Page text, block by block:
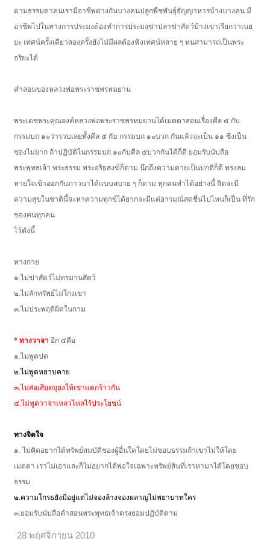
ตามธรรมดาคนเรามีอาชีพต่างกันบางคนปลูกพืชพันธุ์ธัญญาหารบ้างบางคน มี
อาชีพไปในทางการประมงต้องทำการประมงฆ่าปลาฆ่าสัตว์บ้างเขาเรียกว่าเนย
ยะ เทศน์ครั้งเดียวสองครั้งยังไม่มีผลต้องฟังเทศน์หลาย ๆ หนสามารถเป็นพระ
อริยะได้
คำสอนของหลวงพ่อพระราชพรหมยาน
พระเดชพระคุณองค์หลวงพ่อพระราชพรหมยานได้เมตตาสอนเรื่องศีล ๕ กับ
กรรมบถ ๑๐ว่ารวบเลยทั้งศีล ๕ กับ กรรมบถ ๑๐บวก กันแล้วจะเป็น ๑๑ ซึ่งเป็น
ของไม่ยาก ถ้าปฏิบัติในกรรมบถ ๑๐กับศีล ๕บวกกันได้ก็ดี ยอมรับนับถือ
พระพุทธเจ้า พระธรรม พระอริยสงฆ์ก็ตาม นึกถึงความตายเป็นปกติก็ดี ทรงลม
หายใจเข้าออกกับภาวนาได้แบบสบาย ๆ ก็ตาม ทุกคนทำได้อย่างนี้ จิตจะมี
ความสุขในชาตินี้จะหาความทุกข์ได้ยากจะมีแต่อารมณ์สดชื่นไปไหนก็เป็น ที่รัก
ของคนทุกคน
ไว้ดังนี้
ทางกาย
๑.ไม่ฆ่าสัตว์ไม่ทรมานสัตว์
๒.ไม่ลักทรัพย์ไม่โกงเขา
๓.ไม่ประพฤติผิดในกาม
* ทางวาจา อีก ๔คือ
๑.ไม่พูดปด
๒.ไม่พูดหยาบคาย
๓.ไม่ส่อเสียดยุยงให้เขาแตกร้าวกัน
๔.ไม่พูดวาจาเหลวไหลไร้ประโยชน์
ทางจิตใจ
๑. ไม่คิดอยากได้ทรัพย์สมบัติของผู้อื่นใดโดยไม่ชอบธรรมถ้าเขาไม่ให้โดย
เมตตา เราไม่เอาและก็ไม่อยากได้พอใจเฉพาะทรัพย์สินที่เราหามาได้โดยชอบ
ธรรม
๒.ความโกรธยังมีอยู่แต่ไม่จองล้างจองผลาญไม่พยาบาทใคร
๓.ยอมรับนับถือคำสอนพระพุทธเจ้าตรงยอมปฏิบัติตาม
28 พฤศจิกายน 2010